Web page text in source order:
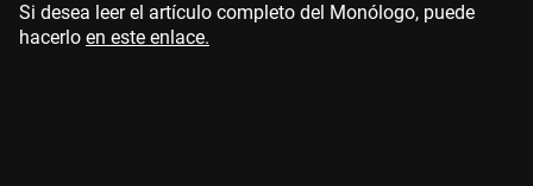
Si desea leer el artículo completo del Monólogo, puede
hacerlo en este enlace.